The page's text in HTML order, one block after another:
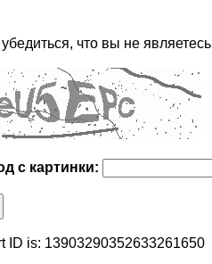
что вы не
с картинки:
ID is: 13903290352633261650